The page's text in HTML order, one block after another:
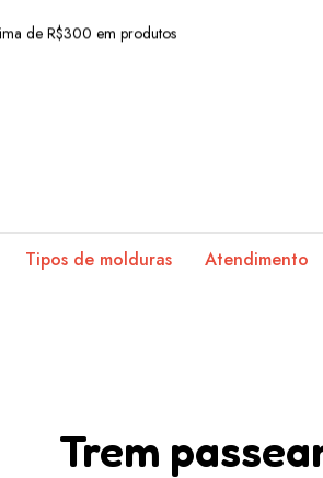
de R$300 em produtos
de R$300 em produtos
Tipos de molduras Atendimento
Trem